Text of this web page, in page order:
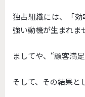
独占組織には、「
強い動機が生まれま
ましてや、“顧客満
そして、その結果と